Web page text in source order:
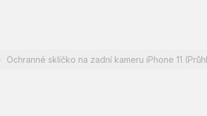
Ochranné sklíčko na zadní kameru iPhone 11